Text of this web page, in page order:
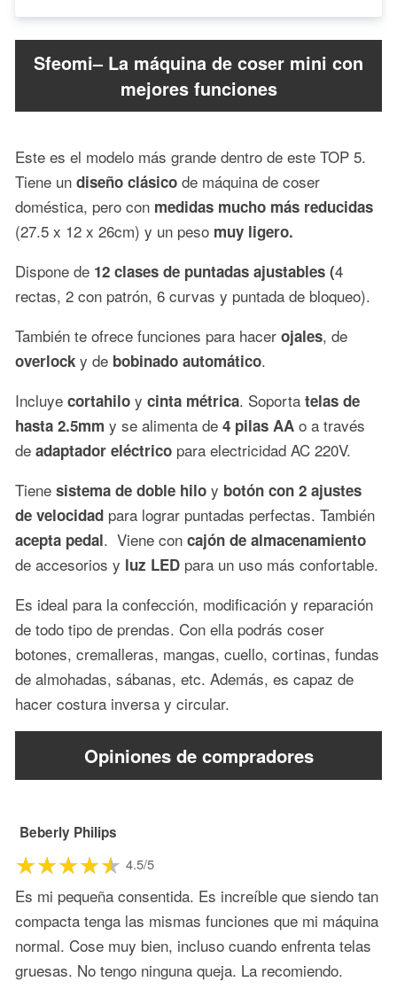
Sfeomi– La máquina de coser mini con
mejores funciones
Este es el modelo más grande dentro de este TOP 5.
Tiene un diseño clásico de máquina de coser
doméstica, pero con medidas mucho más reducidas
(27.5 x 12 x 26cm) y un peso muy ligero.
Dispone de 12 clases de puntadas ajustables (4
rectas, 2 con patrón, 6 curvas y puntada de bloqueo).
También te ofrece funciones para hacer ojales, de
overlock y de bobinado automático.
Incluye cortahilo y cinta métrica. Soporta telas de
hasta 2.5mm y se alimenta de 4 pilas AA o a través
de adaptador eléctrico para electricidad AC 220V.
Tiene sistema de doble hilo y botón con 2 ajustes
de velocidad para lograr puntadas perfectas. También
acepta pedal. Viene con cajón de almacenamiento
de accesorios y luz LED para un uso más confortable.
Es ideal para la confección, modificación y reparación
de todo tipo de prendas. Con ella podrás coser
botones, cremalleras, mangas, cuello, cortinas, fundas
de almohadas, sábanas, etc. Además, es capaz de
hacer costura inversa y circular.
Opiniones de compradores
Beberly Philips
4.5/5
Es mi pequeña consentida. Es increíble que siendo tan
compacta tenga las mismas funciones que mi máquina
normal. Cose muy bien, incluso cuando enfrenta telas
gruesas. No tengo ninguna queja. La recomiendo.